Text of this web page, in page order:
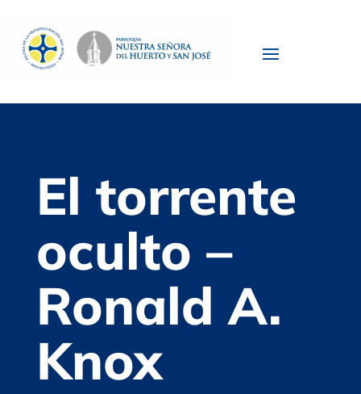
El torrente
oculto –
Ronald A.
Knox